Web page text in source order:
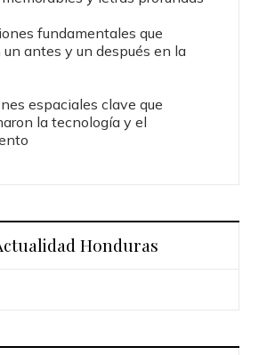
fundamentales que
un antes y un después en la
espaciales clave que
la tecnología y el
Honduras